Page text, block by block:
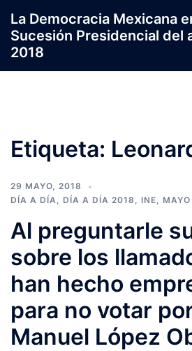
contenido
La Democracia Mexicana
Sucesión Presidencial del
2018
Etiqueta:
29 MAYO, 2018
DÍA A DÍA, DÍA A DÍA 2018 , INE,
Al preguntarle
sobre los
han hecho
para no votar
Manuel López